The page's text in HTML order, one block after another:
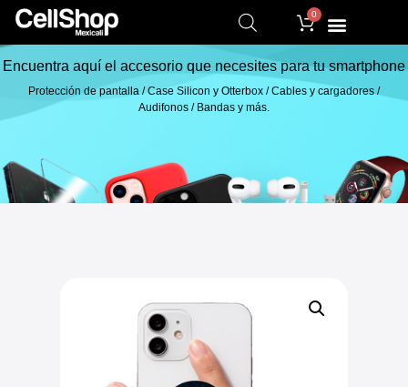
0
Encuentra aquí el accesorio que necesites para tu smartphone
Protección de pantalla / Case Silicon y Otterbox / Cables y cargadores /
Audifonos / Bandas y más.